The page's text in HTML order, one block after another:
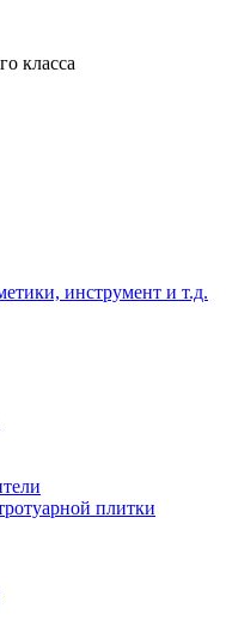
класса
инструмент и т.д.
плитки